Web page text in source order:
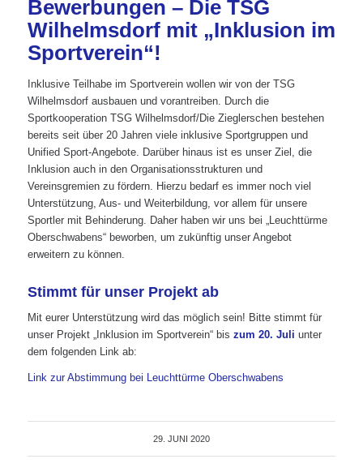
Bewerbungen – Die TSG
Wilhelmsdorf mit „Inklusion im
Sportverein“!
Inklusive Teilhabe im Sportverein wollen wir von der TSG
Wilhelmsdorf ausbauen und vorantreiben. Durch die
Sportkooperation TSG Wilhelmsdorf/Die Zieglerschen bestehen
bereits seit über 20 Jahren viele inklusive Sportgruppen und
Unified Sport-Angebote. Darüber hinaus ist es unser Ziel, die
Inklusion auch in den Organisationsstrukturen und
Vereinsgremien zu fördern. Hierzu bedarf es immer noch viel
Unterstützung, Aus- und Weiterbildung, vor allem für unsere
Sportler mit Behinderung. Daher haben wir uns bei „Leuchttürme
Oberschwabens“ beworben, um zukünftig unser Angebot
erweitern zu können.
Stimmt für unser Projekt ab
Mit eurer Unterstützung wird das möglich sein! Bitte stimmt für
unser Projekt „Inklusion im Sportverein“ bis zum 20. Juli unter
dem folgenden Link ab:
Link zur Abstimmung bei Leuchttürme Oberschwabens
29. JUNI 2020